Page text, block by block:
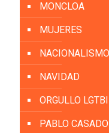
MONCLOA
MUJERES
NACIONALISMO
NAVIDAD
ORGULLO LGTBI
PABLO CASADO